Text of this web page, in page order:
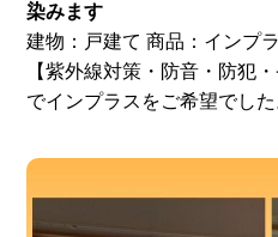
染みます
建物：戸建て 商品：インプ
【紫外線対策・防音・防犯
でインプラスをご希望でし